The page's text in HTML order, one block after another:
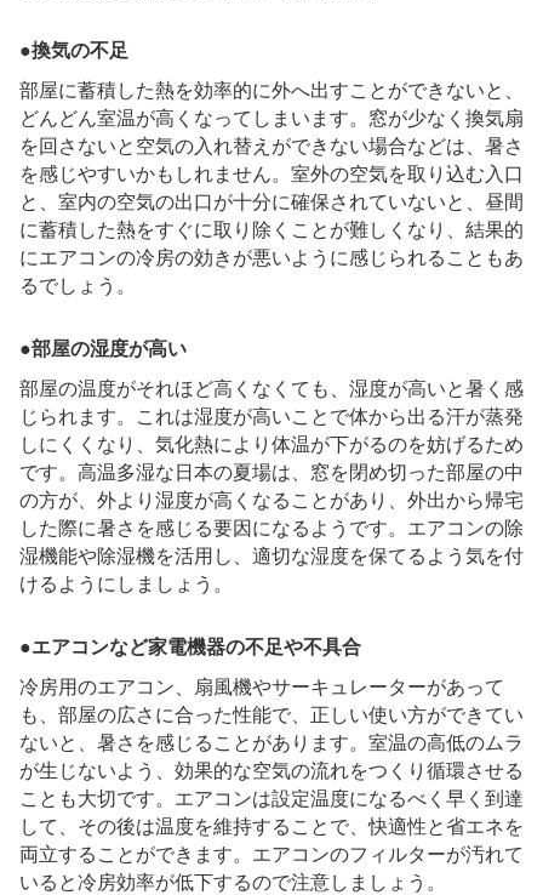
●換気の不足
部屋に蓄積した熱を効率的に外へ出すことができないと、
どんどん室温が高くなってしまいます。窓が少なく換気扇
を回さないと空気の入れ替えができない場合などは、暑さ
を感じやすいかもしれません。室外の空気を取り込む入口
と、室内の空気の出口が十分に確保されていないと、昼間
に蓄積した熱をすぐに取り除くことが難しくなり、結果的
にエアコンの冷房の効きが悪いように感じられることもあ
るでしょう。
●部屋の湿度が高い
部屋の温度がそれほど高くなくても、湿度が高いと暑く感
じられます。これは湿度が高いことで体から出る汗が蒸発
しにくくなり、気化熱により体温が下がるのを妨げるため
です。高温多湿な日本の夏場は、窓を閉め切った部屋の中
の方が、外より湿度が高くなることがあり、外出から帰宅
した際に暑さを感じる要因になるようです。エアコンの除
湿機能や除湿機を活用し、適切な湿度を保てるよう気を付
けるようにしましょう。
●エアコンなど家電機器の不足や不具合
冷房用のエアコン、扇風機やサーキュレーターがあって
も、部屋の広さに合った性能で、正しい使い方ができてい
ないと、暑さを感じることがあります。室温の高低のムラ
が生じないよう、効果的な空気の流れをつくり循環させる
ことも大切です。エアコンは設定温度になるべく早く到達
して、その後は温度を維持することで、快適性と省エネを
両立することができます。エアコンのフィルターが汚れて
いると冷房効率が低下するので注意しましょう。